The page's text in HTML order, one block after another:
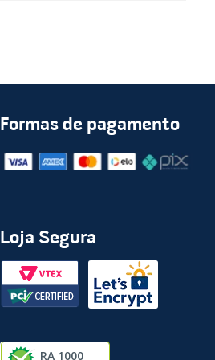
Formas de pagamento
Loja Segura